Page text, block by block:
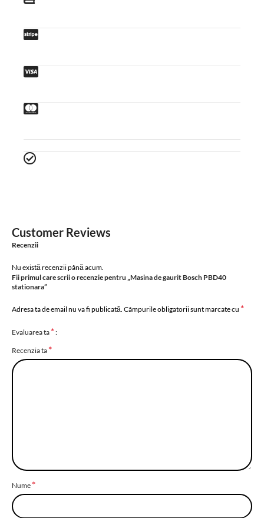
Customer Reviews
Recenzii
Nu există recenzii până acum.
Fii primul care scrii o recenzie pentru „Masina de gaurit Bosch PBD40
stationara”
Adresa ta de email nu va fi publicată. Câmpurile obligatorii sunt marcate cu *
Evaluarea ta *
Recenzia ta *
Nume *